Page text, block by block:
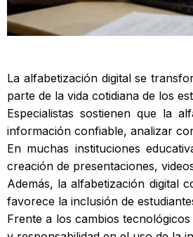
La alfabetización digital se
parte de la vida cotidiana de los
Especialistas sostienen que la
información confiable, analizar
En muchas instituciones
creación de presentaciones,
Además, la alfabetización digital
favorece la inclusión de
Frente a los cambios